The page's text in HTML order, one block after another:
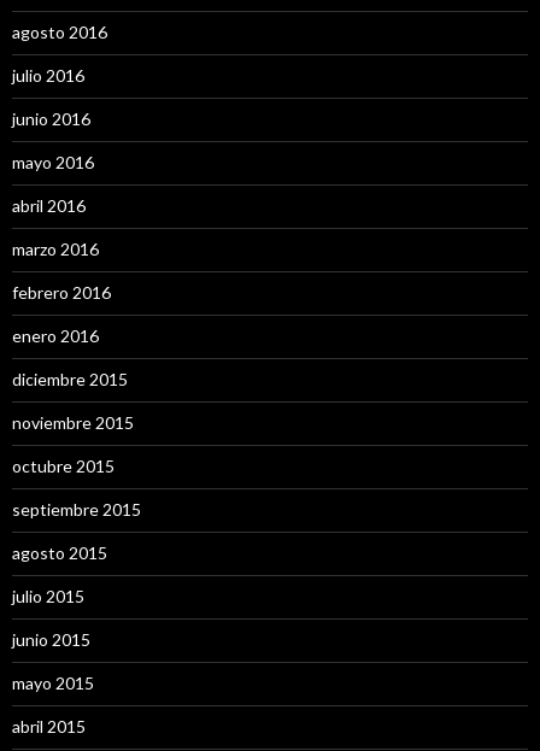
agosto 2016
julio 2016
junio 2016
mayo 2016
abril 2016
marzo 2016
febrero 2016
enero 2016
diciembre 2015
noviembre 2015
octubre 2015
septiembre 2015
agosto 2015
julio 2015
junio 2015
mayo 2015
abril 2015